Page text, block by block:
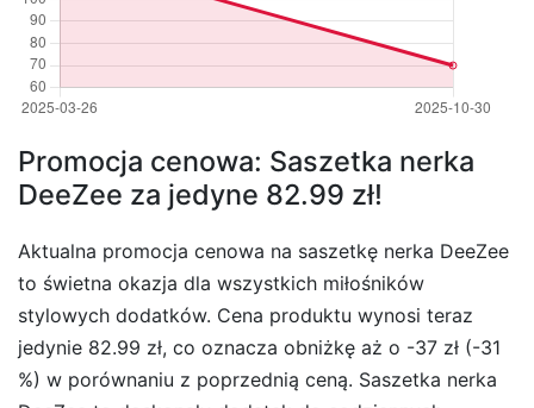
Promocja cenowa: Saszetka nerka
DeeZee za jedyne 82.99 zł!
Aktualna promocja cenowa na saszetkę nerka DeeZee
to świetna okazja dla wszystkich miłośników
stylowych dodatków. Cena produktu wynosi teraz
jedynie 82.99 zł, co oznacza obniżkę aż o -37 zł (-31
%) w porównaniu z poprzednią ceną. Saszetka nerka